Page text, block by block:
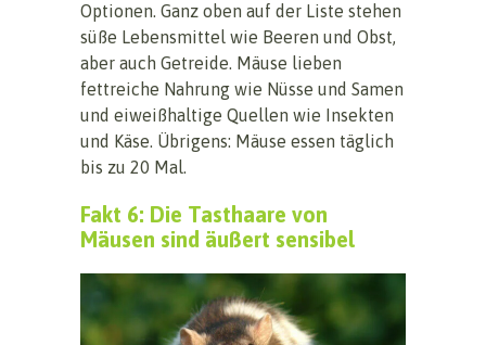
Optionen. Ganz oben auf der Liste stehen
süße Lebensmittel wie Beeren und Obst,
aber auch Getreide. Mäuse lieben
fettreiche Nahrung wie Nüsse und Samen
und eiweißhaltige Quellen wie Insekten
und Käse. Übrigens: Mäuse essen täglich
bis zu 20 Mal.
Fakt 6: Die Tasthaare von
Mäusen sind äußert sensibel